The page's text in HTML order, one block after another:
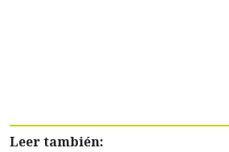
Leer también: